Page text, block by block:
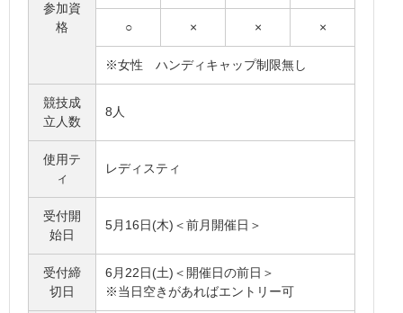
参加資
格
○ × × ×
※女性 ハンディキャップ制限無し
競技成
立人数
8人
使用テ
ィ
レディスティ
受付開
始日
5月16日(木)＜前月開催日＞
受付締
切日
6月22日(土)＜開催日の前日＞
※当日空きがあればエントリー可